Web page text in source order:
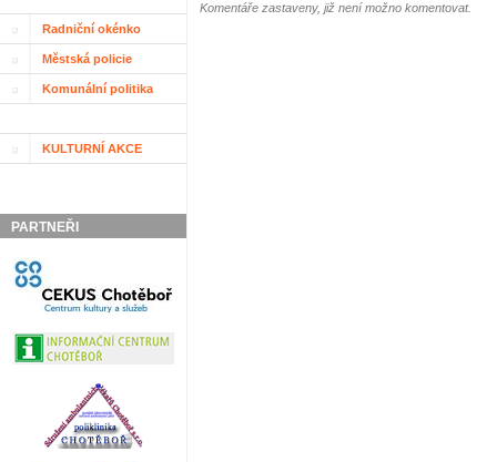
Radniční okénko
Městská policie
Komunální politika
KULTURNÍ AKCE
PARTNEŘI
Komentáře zastaveny, již není možno komentovat.